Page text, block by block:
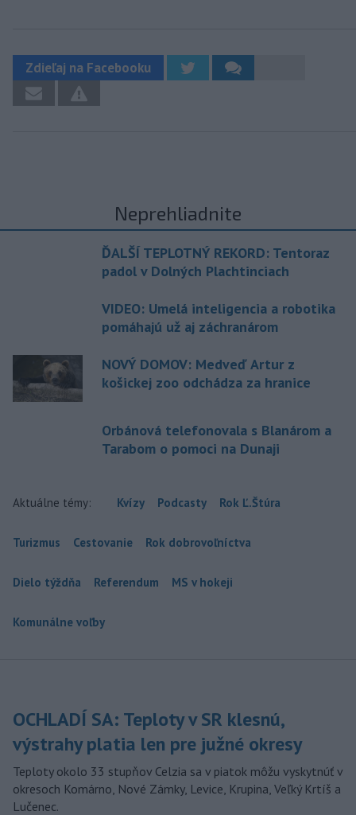
Zdieľaj na Facebooku
Neprehliadnite
ĎALŠÍ TEPLOTNÝ REKORD: Tentoraz
padol v Dolných Plachtinciach
VIDEO: Umelá inteligencia a robotika
pomáhajú už aj záchranárom
NOVÝ DOMOV: Medveď Artur z
košickej zoo odchádza za hranice
Orbánová telefonovala s Blanárom a
Tarabom o pomoci na Dunaji
Aktuálne témy: Kvízy Podcasty Rok Ľ.Štúra
Turizmus Cestovanie Rok dobrovoľníctva
Dielo týždňa Referendum MS v hokeji
Komunálne voľby
OCHLADÍ SA: Teploty v SR klesnú,
výstrahy platia len pre južné okresy
Teploty okolo 33 stupňov Celzia sa v piatok môžu vyskytnúť v
okresoch Komárno, Nové Zámky, Levice, Krupina, Veľký Krtíš a
Lučenec.